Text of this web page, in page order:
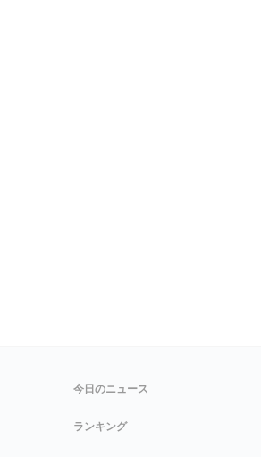
今日のニュース
ランキング